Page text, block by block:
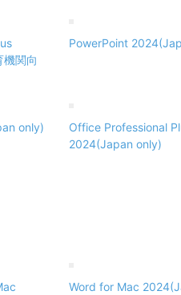
関向
PowerPoint
only)
Office Professional
2024(Japan only)
Word for Mac